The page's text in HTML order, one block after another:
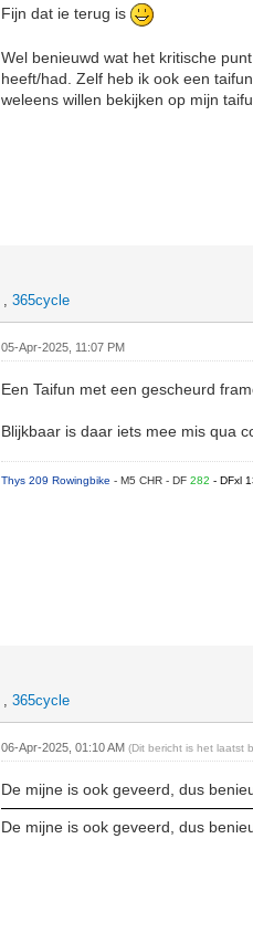
Fijn dat ie terug is
Wel benieuwd wat het kritische
heeft/had. Zelf heb ik ook een
weleens willen bekijken op mijn
,365cycle
05-Apr-2025, 11:07 PM
Een Taifun met een gescheurd
Blijkbaar is daar iets mee mis qua
Thys 209 Rowingbike- M5 CHR - DF282- DFxl
,365cycle
06-Apr-2025, 01:10 AM(Dit bericht is het laatst
De mijne is ook geveerd, dus
De mijne is ook geveerd, dus